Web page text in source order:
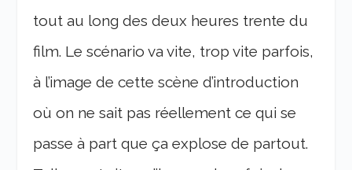
tout au long des deux heures trente du
film. Le scénario va vite, trop vite parfois,
à l’image de cette scène d’introduction
où on ne sait pas réellement ce qui se
passe à part que ça explose de partout.